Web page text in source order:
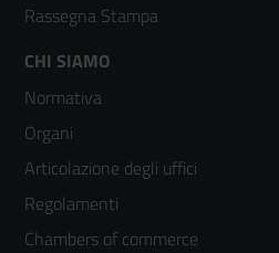
Rassegna Stampa
Footer
menù
colonna
3
CHI SIAMO
Normativa
Organi
Articolazione degli uffici
Regolamenti
Chambers of commerce